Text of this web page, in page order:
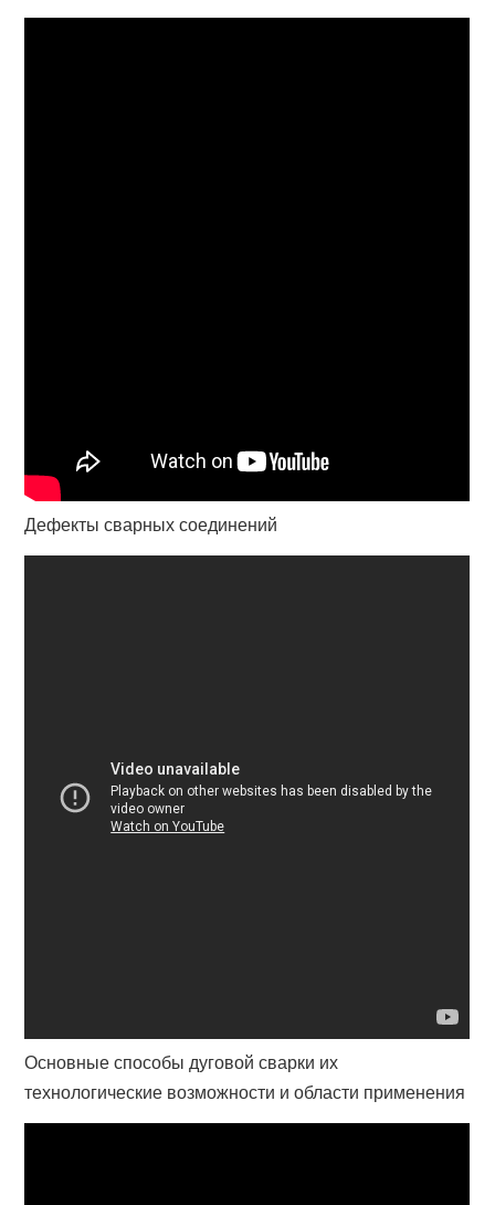
Дефекты сварных соединений
Основные способы дуговой сварки их
технологические возможности и области применения